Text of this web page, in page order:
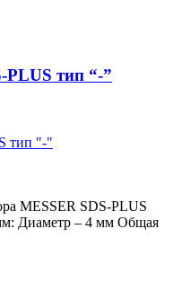
PLUS тип “-”
тип "-"
MESSER SDS-PLUS
Диаметр – 4 мм Общая